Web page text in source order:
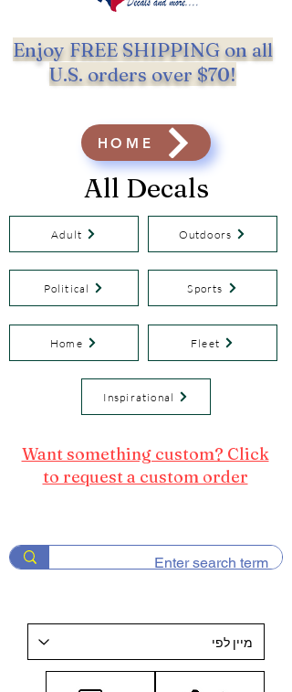
Enjoy FREE SHIPPING on all
U.S. orders over $70!
HOME
All Decals
Adult Outdoors
Political Sports
Home Fleet
Inspirational
Want something custom? Click
to request a custom order